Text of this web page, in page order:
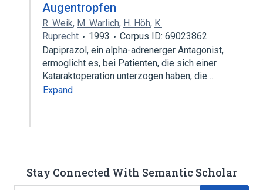
Augentropfen
R. Weik, M. Warlich, H. Höh, K.
Ruprecht
1993
Corpus ID: 69023862
Dapiprazol, ein alpha-adrenerger Antagonist,
ermoglicht es, bei Patienten, die sich einer
Kataraktoperation unterzogen haben, die…
Expand
Stay Connected With Semantic Scholar